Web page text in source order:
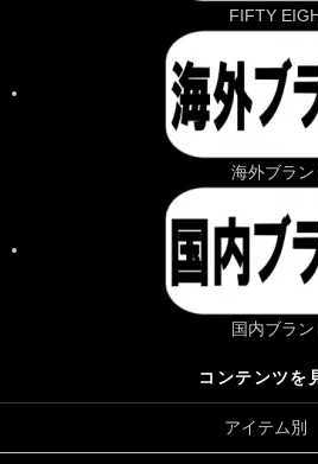
FIFTY
海外ブラン
国内ブラン
コンテンツを
アイテム別